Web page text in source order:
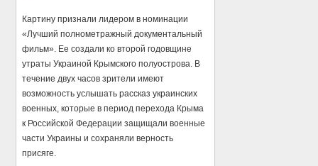
Картину признали лидером в номинации
«Лучший полнометражный документальный
фильм». Ее создали ко второй годовщине
утраты Украиной Крымского полуострова. В
течение двух часов зрители имеют
возможность услышать рассказ украинских
военных, которые в период перехода Крыма
к Российской Федерации защищали военные
части Украины и сохраняли верность
присяге.